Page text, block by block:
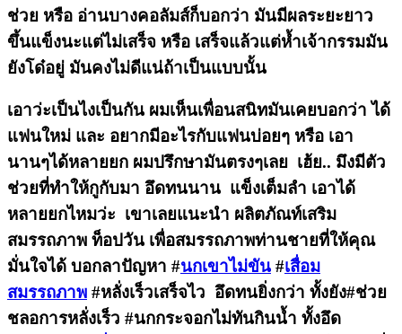
ช่วย หรือ อ่านบางคอลัมส์ก็บอกว่า มันมีผลระยะยาว
ขึ้นแข็งนะแต่ไม่เสร็จ หรือ เสร็จแล้วแต่ห้ำเจ้ากรรมมัน
ยังโด๋อยู่ มันคงไม่ดีแน่ถ้าเป็นแบบนั้น
เอาว่ะเป็นไงเป็นกัน ผมเห็นเพื่อนสนิทมันเคยบอกว่า ได้
แฟนใหม่ และ อยากมีอะไรกับแฟนบ่อยๆ หรือ เอา
นานๆได้หลายยก ผมปรึกษามันตรงๆเลย เฮ้ย.. มึงมีตัว
ช่วยที่ทำให้กูกับมา อึดทนนาน แข็งเต็มลำ เอาได้
หลายยกไหมว่ะ เขาเลยแนะนำ ผลิตภัณท์เสริม
สมรรถภาพ ท็อปวัน เพื่อสมรรถภาพท่านชายที่ให้คุณ
มั่นใจได้ บอกลาปัญหา #นกเขาไม่ขัน #เสื่อม
สมรรถภาพ #หลั่งเร็วเสร็จไว อึดทนยิ่งกว่า ทั้งยัง#ช่วย
ชลอการหลั่งเร็ว #นกกระจอกไม่ทันกินน้ำ ทั้งอึด